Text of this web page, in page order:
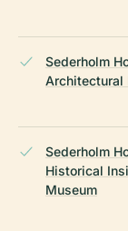
Sederholm
Architectural
Sederholm
Historical
Museum